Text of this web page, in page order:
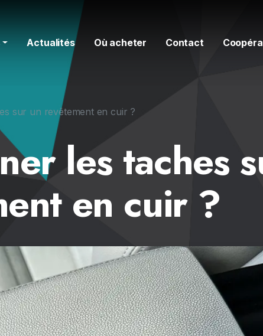
Actualités Où acheter Contact
sur un revêtement en cuir ?
les taches
en cuir ?